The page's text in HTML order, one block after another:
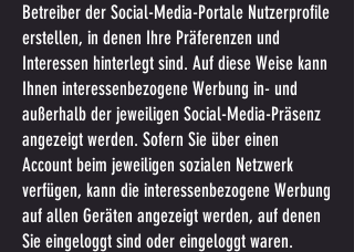
Betreiber der Social-Media-Portale Nutzerprofile
erstellen, in denen Ihre Präferenzen und
Interessen hinterlegt sind. Auf diese Weise kann
Ihnen interessenbezogene Werbung in- und
außerhalb der jeweiligen Social-Media-Präsenz
angezeigt werden. Sofern Sie über einen
Account beim jeweiligen sozialen Netzwerk
verfügen, kann die interessenbezogene Werbung
auf allen Geräten angezeigt werden, auf denen
Sie eingeloggt sind oder eingeloggt waren.